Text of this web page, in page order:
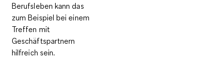
Berufsleben kann das
zum Beispiel bei einem
Treffen mit
Geschäftspartnern
hilfreich sein.